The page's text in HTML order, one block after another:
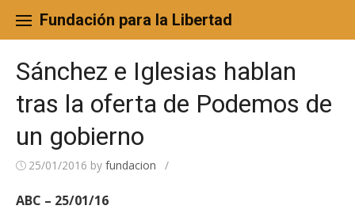
content
Fundación para la Libertad
Sánchez e Iglesias hablan
tras la oferta de Podemos de
un gobierno
25/01/2016 by fundacion /
ABC – 25/01/16